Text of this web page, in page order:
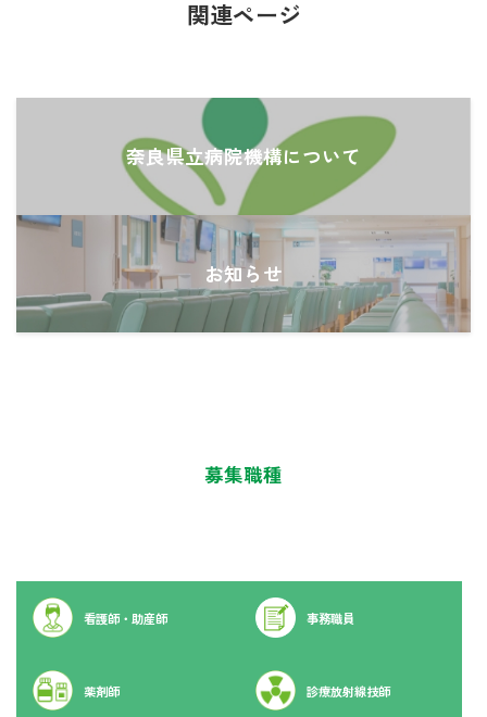
関連ページ
奈良県立病院機構について
お知らせ
募集職種
看護師・助産師 事務職員
薬剤師 診療放射線技師